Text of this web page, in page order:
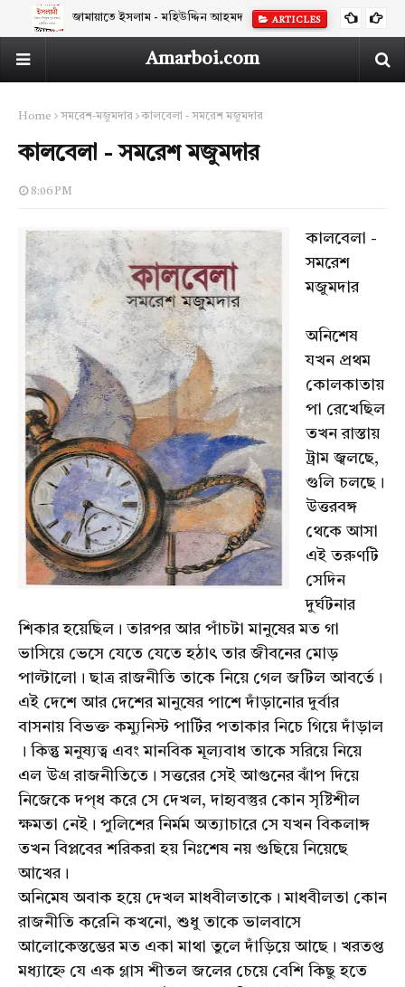
জামায়াতে ইসলাম - মহিউদ্দিন আহমদ ARTICLES
Amarboi.com
Home সমরেশ-মজুমদার কালবেলা - সমরেশ মজুমদার
কালবেলা - সমরেশ মজুমদার
8:06 PM
কালবেলা -
সমরেশ
মজুমদার
অনিশেষ
যখন প্রথম
কোলকাতায়
পা রেখেছিল
তখন রাস্তায়
ট্রাম জ্বলছে,
গুলি চলছে।
উত্তরবঙ্গ
থেকে আসা
এই তরুণটি
সেদিন
দুর্ঘটনার
শিকার হয়েছিল। তারপর আর পাঁচটা মানুষের মত গা
ভাসিয়ে ভেসে যেতে যেতে হঠাৎ তার জীবনের মোড়
পাল্টালো। ছাত্র রাজনীতি তাকে নিয়ে গেল জটিল আবর্তে।
এই দেশে আর দেশের মানুষের পাশে দাঁড়ানোর দুর্বার
বাসনায় বিভক্ত কম্যুনিস্ট পার্টির পতাকার নিচে গিয়ে দাঁড়াল
। কিন্তু মনুষ্যত্ব এবং মানবিক মূল্যবাধ তাকে সরিয়ে নিয়ে
এল উগ্র রাজনীতিতে। সত্তরের সেই আগুনের ঝাঁপ দিয়ে
নিজেকে দপ্ধ করে সে দেখল, দাহ্যবস্তুর কোন সৃষ্টিশীল
ক্ষমতা নেই। পুলিশের নির্মম অত্যাচারে সে যখন বিকলাঙ্গ
তখন বিপ্লবের শরিকরা হয় নিঃশেষ নয় গুছিয়ে নিয়েছে
আখের।
অনিমেষ অবাক হয়ে দেখল মাধবীলতাকে। মাধবীলতা কোন
রাজনীতি করেনি কখনো, শুধু তাকে ভালবাসে
আলোকেস্তম্ভের মত একা মাথা তুলে দাঁড়িয়ে আছে। খরতপ্ত
মধ্যাহ্নে যে এক গ্লাস শীতল জলের চেয়ে বেশি কিছু হতে